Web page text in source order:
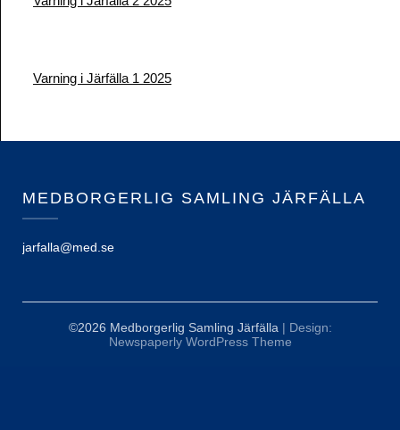
Varning i Järfälla 1 2025
MEDBORGERLIG SAMLING JÄRFÄLLA
jarfalla@med.se
©2026 Medborgerlig Samling Järfälla | Design:
Newspaperly WordPress Theme